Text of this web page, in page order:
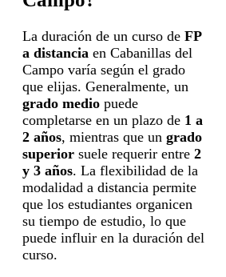
La duración de un curso de FP
a distancia en Cabanillas del
Campo varía según el grado
que elijas. Generalmente, un
grado medio puede
completarse en un plazo de 1 a
2 años, mientras que un grado
superior suele requerir entre 2
y 3 años. La flexibilidad de la
modalidad a distancia permite
que los estudiantes organicen
su tiempo de estudio, lo que
puede influir en la duración del
curso.